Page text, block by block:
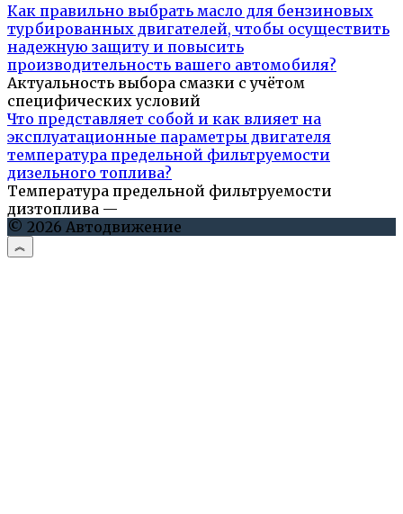
Как правильно выбрать масло для бензиновых
турбированных двигателей, чтобы осуществить
надежную защиту и повысить
производительность вашего автомобиля?
Актуальность выбора смазки с учётом
специфических условий
Что представляет собой и как влияет на
эксплуатационные параметры двигателя
температура предельной фильтруемости
дизельного топлива?
Температура предельной фильтруемости
дизтоплива —
© 2026 Автодвижение